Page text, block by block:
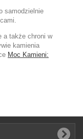
samodzielnie
a także chroni w
kamienia
Moc Kamieni: